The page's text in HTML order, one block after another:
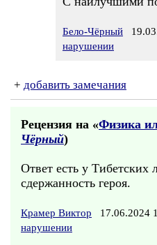
Бело-Чёрный
нарушении
+ добавить замечания
Рецензия на «Физика
Чёрный)
Ответ есть у
сдержанность героя.
Крамер Виктор 17.06.2024
нарушении